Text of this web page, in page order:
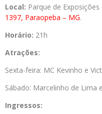
Local: Parque de
1397, Paraopeba – MG.
Horário: 21h
Atrações:
Sexta-feira: MC Kevinho e
Sábado: Marcelinho de Lima
Ingressos: